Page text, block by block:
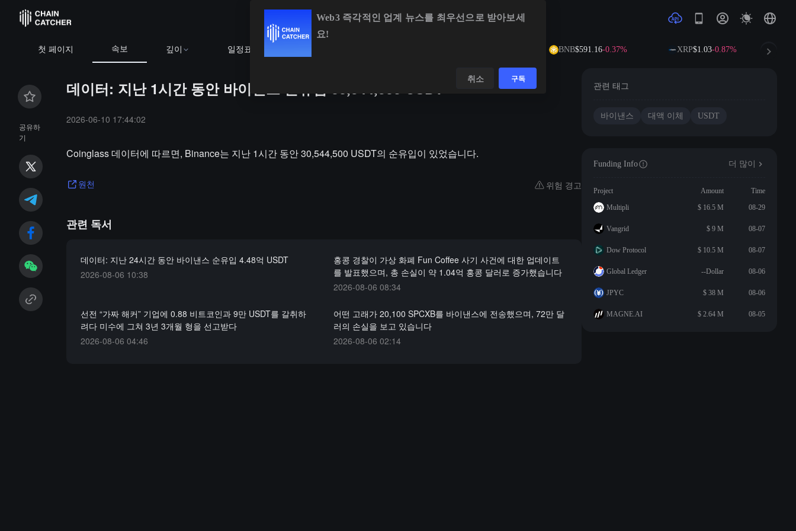
첫 페이지 속보 깊이 일정표 BNB$591.16-0.37% XRP$1.03-0.87%
공유하
기
데이터: 지난 1시간 동안 바이낸스 순유입 30,544,500 USDT
2026-06-10 17:44:02
Coinglass 데이터에 따르면, Binance는 지난 1시간 동안 30,544,500 USDT의 순유입이 있었습니다.
원천 위험 경고
관련 독서
데이터: 지난 24시간 동안 바이낸스 순유입 4.48억 USDT
2026-08-06 10:38
홍콩 경찰이 가상 화폐 Fun Coffee 사기 사건에 대한 업데이트
를 발표했으며, 총 손실이 약 1.04억 홍콩 달러로 증가했습니다
2026-08-06 08:34
선전 “가짜 해커” 기업에 0.88 비트코인과 9만 USDT를 갈취하
려다 미수에 그쳐 3년 3개월 형을 선고받다
2026-08-06 04:46
어떤 고래가 20,100 SPCXB를 바이낸스에 전송했으며, 72만 달
러의 손실을 보고 있습니다
2026-08-06 02:14
관련 태그
바이낸스 대액 이체 USDT
Funding Info 더 많이
Project Amount
Time
Multipli
$ 16.5 M 08-29
Vangrid $ 9 M 08-07
Dow Protocol $ 10.5 M 08-07
Global Ledger --Dollar 08-06
JPYC $ 38 M 08-06
MAGNE.AI $ 2.64 M 08-05
Web3 즉각적인 업계 뉴스를 최우선으로 받아보세
요!
취소 구독